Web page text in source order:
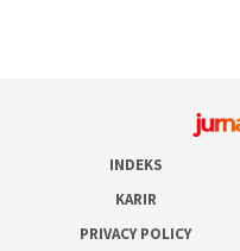
INDEKS
KARIR
PRIVACY POLICY